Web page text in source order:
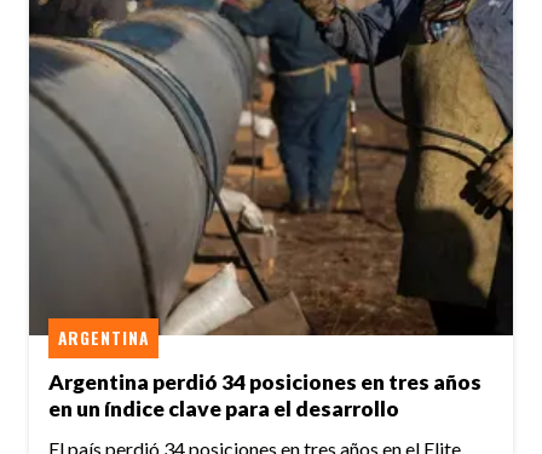
Argentina perdió 34 posiciones en tres años
en un índice clave para el desarrollo
ARGENTINA
El país perdió 34 posiciones en tres años en el Elite